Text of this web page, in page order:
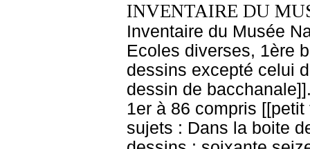
INVENTAIRE DU
Inventaire du Musée
Ecoles diverses, 1ère
dessins excepté celui
dessin de
1er à 86 compris
sujets : Dans la boite